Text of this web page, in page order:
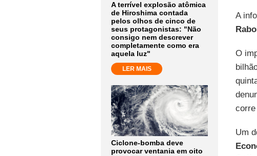
A terrível explosão atômica
de Hiroshima contada
pelos olhos de cinco de
seus protagonistas: "Não
consigo nem descrever
completamente como era
aquela luz"
LER MAIS
Ciclone-bomba deve
provocar ventania em oito
A
O
Um